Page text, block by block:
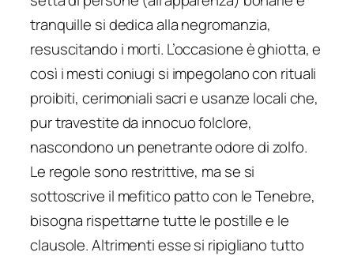
tranquille si dedica alla negromanzia,
resuscitando i morti. L’occasione è ghiotta, e
così i mesti coniugi si impegolano con rituali
proibiti, cerimoniali sacri e usanze locali che,
pur travestite da innocuo folclore,
nascondono un penetrante odore di zolfo.
Le regole sono restrittive, ma se si
sottoscrive il mefitico patto con le Tenebre,
bisogna rispettarne tutte le postille e le
clausole. Altrimenti esse si ripigliano tutto